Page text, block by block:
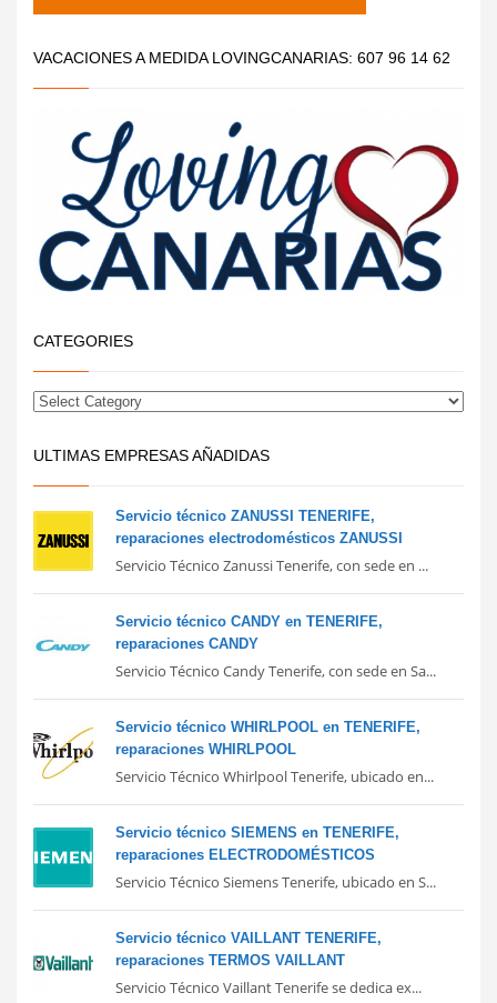
VACACIONES A MEDIDA LOVINGCANARIAS: 607 96 14 62
CATEGORIES
ULTIMAS EMPRESAS AÑADIDAS
Servicio técnico ZANUSSI TENERIFE,
reparaciones electrodomésticos ZANUSSI
Servicio Técnico Zanussi Tenerife, con sede en ...
Servicio técnico CANDY en TENERIFE,
reparaciones CANDY
Servicio Técnico Candy Tenerife, con sede en Sa...
Servicio técnico WHIRLPOOL en TENERIFE,
reparaciones WHIRLPOOL
Servicio Técnico Whirlpool Tenerife, ubicado en...
Servicio técnico SIEMENS en TENERIFE,
reparaciones ELECTRODOMÉSTICOS
Servicio Técnico Siemens Tenerife, ubicado en S...
Servicio técnico VAILLANT TENERIFE,
reparaciones TERMOS VAILLANT
Servicio Técnico Vaillant Tenerife se dedica ex...